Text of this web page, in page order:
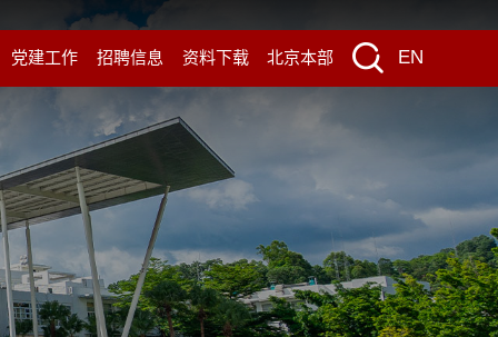
党建工作 招聘信息 资料下载 北京本部 EN